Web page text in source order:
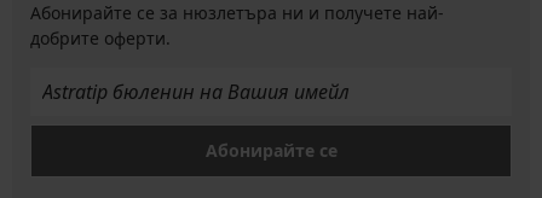
Абонирайте се за нюзлетъра ни и получете най-
добрите оферти.
Абонирайте се